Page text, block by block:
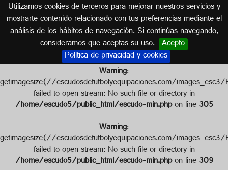
Utilizamos cookies de terceros para mejorar nuestros servicios y
mostrarte contenido relacionado con tus preferencias mediante el
análisis de los hábitos de navegación. Si continúas navegando,
consideramos que aceptas su uso. Acepto
Política de privacidad y cookies
Escudo de C.C.E. SANT LLUÍS
ISLAS BALEARES
Warning:
getimagesize(//escudosdefutbolyequipaciones.com/
failed to open stream: No such file or directory in
/home/escudo5/public_html/escudo-min.phpon line305
Warning:
getimagesize(//escudosdefutbolyequipaciones.com/
failed to open stream: No such file or directory in
/home/escudo5/public_html/escudo-min.phpon line309